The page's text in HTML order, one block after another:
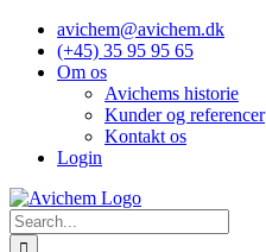
Skip
content
avichem@avichem.dk
(+45) 35 95 95 65
Om os
Avichems historie
Kunder og referencer
Kontakt os
Login
Search
for: